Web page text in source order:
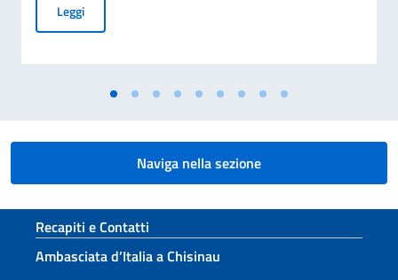
LeggiCommemorazione del 70° anniversario della tragedia di
Naviga nella sezione
Sezione footer
Recapiti e Contatti
Ambasciata d’Italia a Chisinau